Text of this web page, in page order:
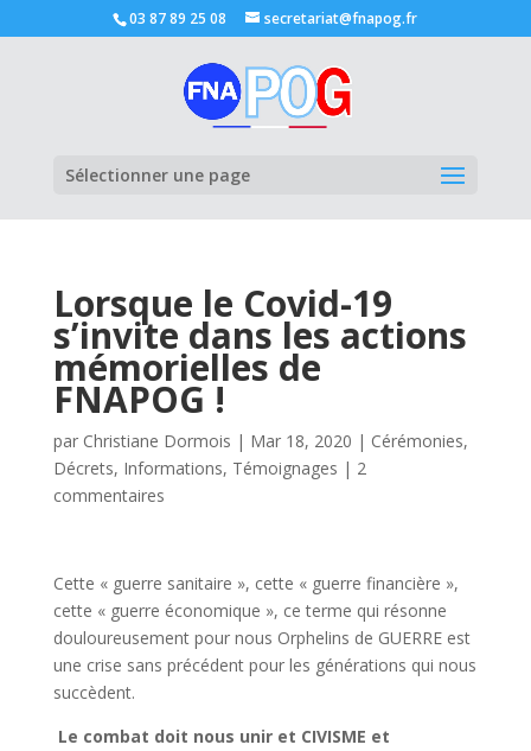
03 87 89 25 08 secretariat@fnapog.fr
Sélectionner une page
Lorsque le Covid-19
s’invite dans les actions
mémorielles de
FNAPOG !
par Christiane Dormois | Mar 18, 2020 | Cérémonies,
Décrets, Informations, Témoignages | 2
commentaires
Cette « guerre sanitaire », cette « guerre financière »,
cette « guerre économique », ce terme qui résonne
douloureusement pour nous Orphelins de GUERRE est
une crise sans précédent pour les générations qui nous
succèdent.
Le combat doit nous unir et CIVISME et